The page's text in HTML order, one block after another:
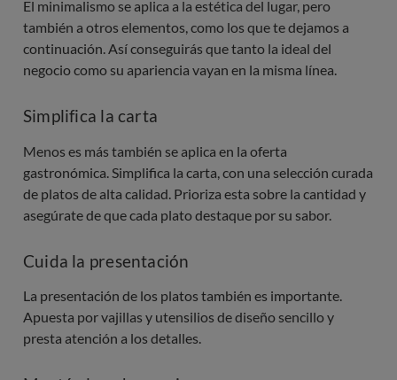
El minimalismo se aplica a la estética del lugar, pero
también a otros elementos, como los que te dejamos a
continuación. Así conseguirás que tanto la ideal del
negocio como su apariencia vayan en la misma línea.
Simplifica la carta
Menos es más también se aplica en la oferta
gastronómica. Simplifica la carta, con una selección curada
de platos de alta calidad. Prioriza esta sobre la cantidad y
asegúrate de que cada plato destaque por su sabor.
Cuida la presentación
La presentación de los platos también es importante.
Apuesta por vajillas y utensilios de diseño sencillo y
presta atención a los detalles.